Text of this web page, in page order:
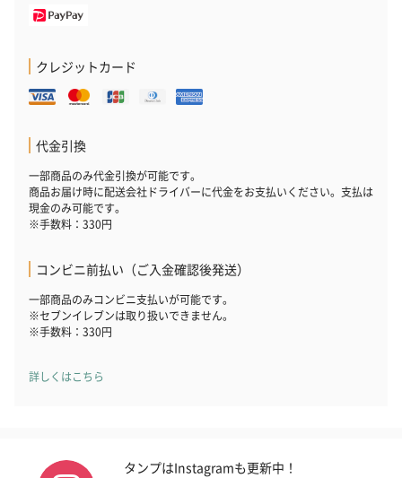
クレジットカード
代金引換
一部商品のみ代金引換が可能です。
商品お届け時に配送会社ドライバーに代金をお支払いください。支払は
現金のみ可能です。
※手数料：330円
コンビニ前払い（ご入金確認後発送）
一部商品のみコンビニ支払いが可能です。
※セブンイレブンは取り扱いできません。
※手数料：330円
詳しくはこちら
タンプはInstagramも更新中！